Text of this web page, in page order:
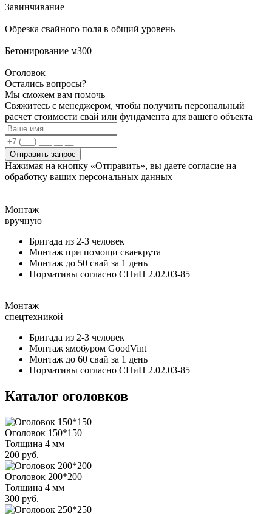
Завинчивание
Обрезка свайного поля в общий уровень
Бетонирование м300
Оголовок
Остались вопросы?
Мы сможем вам помочь
Свяжитесь с менеджером, чтобы получить персональный
расчет стоимости свай или фундамента для вашего объекта
Отправить запрос
Нажимая на кнопку «Отправить», вы даете согласие на
обработку ваших персональных данных
Монтаж
вручную
Бригада из 2-3 человек
Монтаж при помощи сваекрута
Монтаж до 50 свай за 1 день
Нормативы согласно СНиП 2.02.03-85
Монтаж
спецтехникой
Бригада из 2-3 человек
Монтаж ямобуром GoodVint
Монтаж до 60 свай за 1 день
Нормативы согласно СНиП 2.02.03-85
Каталог оголовков
Оголовок 150*150
Толщина 4 мм
200 руб.
Оголовок 200*200
Толщина 4 мм
300 руб.